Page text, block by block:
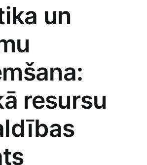
un
⁤resursu